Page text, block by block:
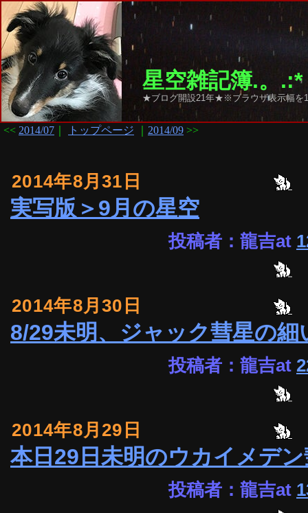
星空雑記簿.。
★ブログ開設21年★※ブラウザ表示幅を
<< 2014/07 トップページ 2014/09 >>
2014年8月31日
実写版＞9月の星空
投稿者：龍吉at
2014年8月30日
8/29未明、ジャック彗星の細
投稿者：龍吉at
2014年8月29日
本日29日未明のウカイメデ
投稿者：龍吉at